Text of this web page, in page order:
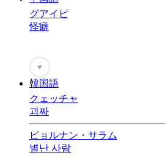
グアイピ
怪癖
♥
韓国語
クェッチャ
괴짜
ピョルナン・サラム
별난 사람